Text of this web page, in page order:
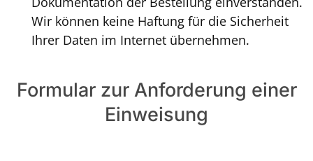
Wir können keine Haftung für die Sicherheit
Ihrer Daten im Internet übernehmen.
Formular zur Anforderung einer
Einweisung